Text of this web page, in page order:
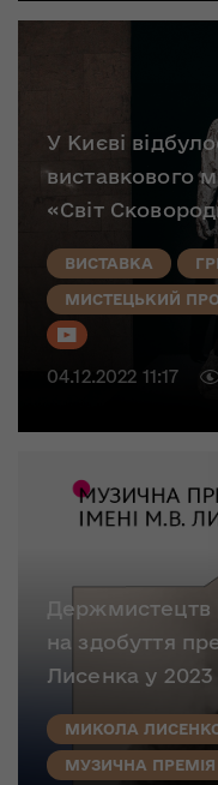
У Києві
виставкового
«Світ
ВИСТАВКА
МИСТЕЦЬКИЙ
04.12.2022 11:17
Держмистецтв
на здобуття
Лисенка у 2023
МИКОЛА
МУЗИЧНА ПРЕМІЯ